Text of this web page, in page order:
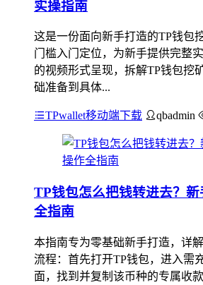
实操指南
这是一份面向新手打造的TP钱包
门槛入门定位，为新手提供完整
的视频形式呈现，拆解TP钱包挖
础准备到具体...
TPwallet移动端下载 qbadmin
TP钱包怎么把钱转进去？
全指南
本指南专为零基础新手打造，详
流程：首先打开TP钱包，进入需
面，找到并复制该币种的专属收